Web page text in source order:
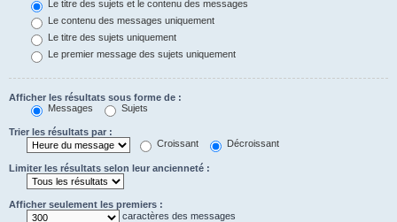
Le titre des sujets et le contenu des messages
Le contenu des messages uniquement
Le titre des sujets uniquement
Le premier message des sujets uniquement
Afficher les résultats sous forme de :
Messages
Sujets
Trier les résultats par :
Croissant
Décroissant
Limiter les résultats selon leur ancienneté :
Afficher seulement les premiers :
caractères des messages